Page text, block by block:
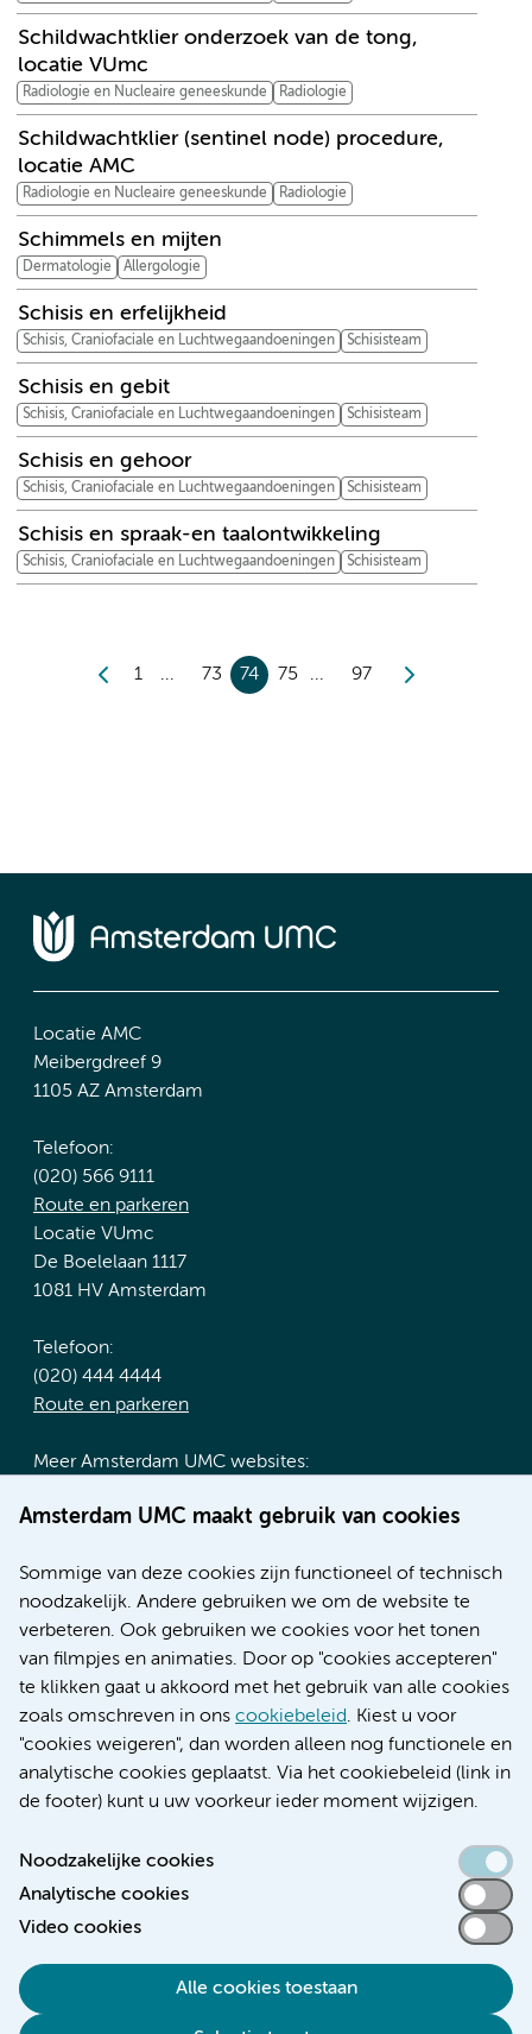
Amsterdam UMC maakt gebruik van cookies
Sommige van deze cookies zijn functioneel of technisch
noodzakelijk. Andere gebruiken we om de website te
verbeteren. Ook gebruiken we cookies voor het tonen
van filmpjes en animaties. Door op "cookies accepteren"
te klikken gaat u akkoord met het gebruik van alle cookies
zoals omschreven in ons cookiebeleid. Kiest u voor
"cookies weigeren", dan worden alleen nog functionele en
analytische cookies geplaatst. Via het cookiebeleid (link in
de footer) kunt u uw voorkeur ieder moment wijzigen.
Noodzakelijke cookies
Analytische cookies
Video cookies
Alle cookies toestaan
Schildwachtklier onderzoek van de tong,
locatie VUmc
Radiologie en Nucleaire geneeskunde Radiologie
Schildwachtklier (sentinel node) procedure,
locatie AMC
Radiologie en Nucleaire geneeskunde Radiologie
Schimmels en mijten
Dermatologie Allergologie
Schisis en erfelijkheid
Schisis, Craniofaciale en Luchtwegaandoeningen Schisisteam
Schisis en gebit
Schisis, Craniofaciale en Luchtwegaandoeningen Schisisteam
Schisis en gehoor
Schisis, Craniofaciale en Luchtwegaandoeningen Schisisteam
Schisis en spraak-en taalontwikkeling
Schisis, Craniofaciale en Luchtwegaandoeningen Schisisteam
1 73 74 75 97
Locatie AMC
Meibergdreef 9
1105 AZ Amsterdam
Telefoon:
(020) 566 9111
Route en parkeren
Locatie VUmc
De Boelelaan 1117
1081 HV Amsterdam
Telefoon:
(020) 444 4444
Route en parkeren
Meer Amsterdam UMC websites:
Werken bij Amsterdam UMC
Nieuws
Research
Educatie locatie AMC
Educatie locatie VUmc
Verwijzen & diagnostiek
Toegankelijkheidsverklaring
Responsible disclosure